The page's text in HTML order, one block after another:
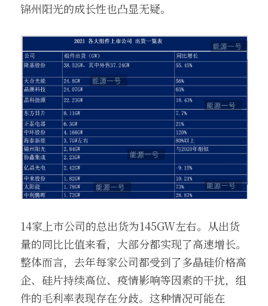
锦州阳光的成长性也凸显无疑。
14家上市公司的总出货为145GW左右。从出货
量的同比比值来看，大部分都实现了高速增长。
整体而言，去年每家公司都受到了多晶硅价格高
企、硅片持续高位、疫情影响等因素的干扰，组
件的毛利率表现存在分歧。这种情况可能在